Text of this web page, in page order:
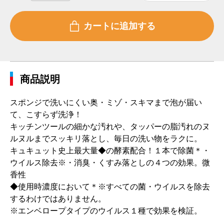
商品説明
スポンジで洗いにくい奥・ミゾ・スキマまで泡が届い
て、こすらず洗浄！
キッチンツールの細かな汚れや、タッパーの脂汚れのヌ
ルヌルまでスッキリ落とし、毎日の洗い物をラクに。
キュキュット史上最大量◆の酵素配合！１本で除菌＊・
ウイルス除去※・消臭・くすみ落としの４つの効果。微
香性
◆使用時濃度において＊※すべての菌・ウイルスを除去
するわけではありません。
※エンベロープタイプのウイルス１種で効果を検証。